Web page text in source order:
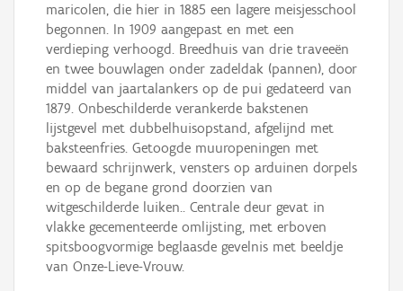
maricolen, die hier in 1885 een lagere meisjesschool
begonnen. In 1909 aangepast en met een
verdieping verhoogd. Breedhuis van drie traveeën
en twee bouwlagen onder zadeldak (pannen), door
middel van jaartalankers op de pui gedateerd van
1879. Onbeschilderde verankerde bakstenen
lijstgevel met dubbelhuisopstand, afgelijnd met
baksteenfries. Getoogde muuropeningen met
bewaard schrijnwerk, vensters op arduinen dorpels
en op de begane grond doorzien van
witgeschilderde luiken.. Centrale deur gevat in
vlakke gecementeerde omlijsting, met erboven
spitsboogvormige beglaasde gevelnis met beeldje
van Onze-Lieve-Vrouw.